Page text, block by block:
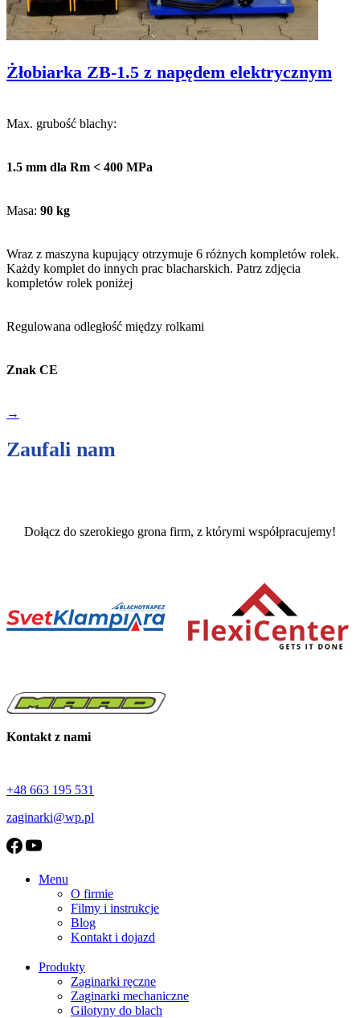
Żłobiarka ZB-1.5 z napędem elektrycznym
Max. grubość blachy:
1.5 mm dla Rm < 400 MPa
Masa: 90 kg
Wraz z maszyna kupujący otrzymuje 6 różnych kompletów rolek.
Każdy komplet do innych prac blacharskich. Patrz zdjęcia
kompletów rolek poniżej
Regulowana odległość między rolkami
Znak CE
→
Zaufali nam
Dołącz do szerokiego grona firm, z którymi współpracujemy!
Kontakt z nami
+48 663 195 531
zaginarki@wp.pl
Menu
O firmie
Filmy i instrukcje
Blog
Kontakt i dojazd
Produkty
Zaginarki ręczne
Zaginarki mechaniczne
Gilotyny do blach